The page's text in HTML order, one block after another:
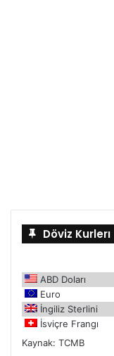
Döviz Kurlerı
ABD Doları
Euro
İngiliz Sterlini
İsviçre Frangı
Kaynak: TCMB